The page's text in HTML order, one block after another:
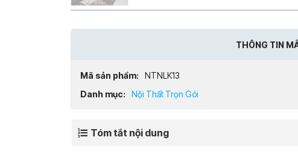
THÔNG TIN
Mã sản phẩm: NTNLK13
Danh mục:
Nội Thất Trọn Gói
Tóm tắt nội dung